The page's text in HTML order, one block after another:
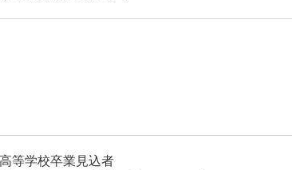
等学校卒業見込者